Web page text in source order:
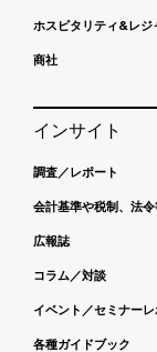
ホスピタリティ&レジ
商社
インサイト
調査／レポート
会計基準や税制、法
広報誌
コラム／対談
イベント／セミナーレ
各種ガイドブック